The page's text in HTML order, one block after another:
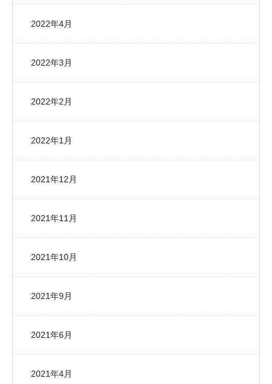
2022年4月
2022年3月
2022年2月
2022年1月
2021年12月
2021年11月
2021年10月
2021年9月
2021年6月
2021年4月